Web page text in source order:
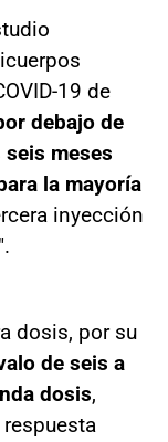
19 de
debajo de
meses
la mayoría
inyección
dosis, por su
de seis a
dosis,